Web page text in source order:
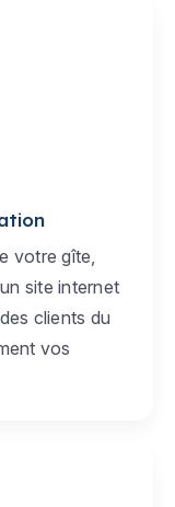
votre gîte,
site internet
clients du
vos